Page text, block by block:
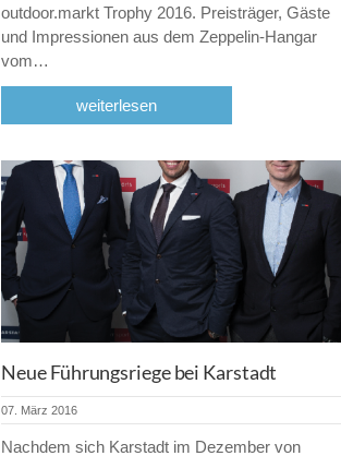
outdoor.markt Trophy 2016. Preisträger, Gäste
und Impressionen aus dem Zeppelin-Hangar
vom…
weiterlesen
Neue Führungsriege bei Karstadt
07. März 2016
Nachdem sich Karstadt im Dezember von